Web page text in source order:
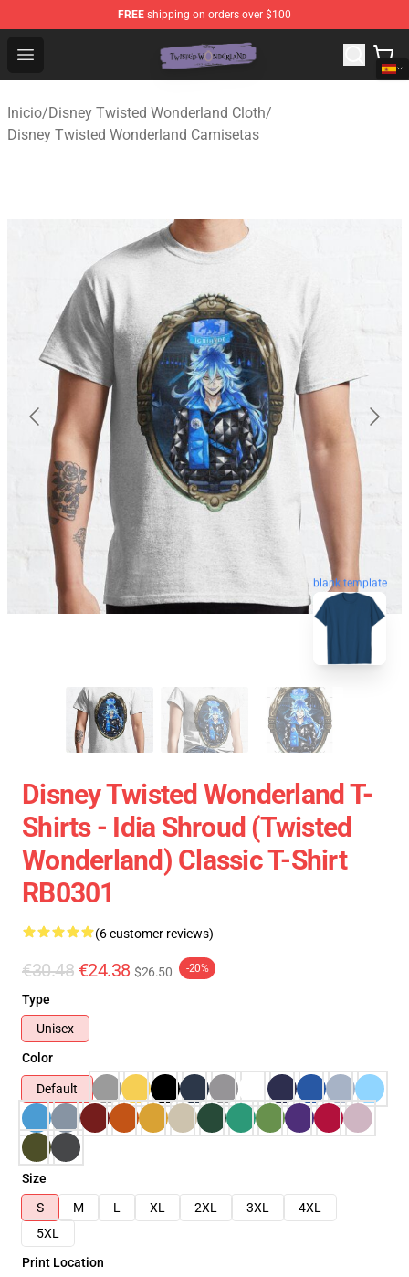
FREE shipping on orders over $100
Open menu
Twisted Wonderland Store - Official Twisted
Inicio/Disney Twisted Wonderland Cloth/
Disney Twisted Wonderland Camisetas
blank template
Disney Twisted Wonderland T-
Shirts - Idia Shroud (Twisted
Wonderland) Classic T-Shirt
RB0301
(6 customer reviews)
€30.48 €24.38 $26.50 -20%
Type
Unisex
Color
Default
Size
S
M L XL 2XL 3XL
4XL
5XL
Print Location